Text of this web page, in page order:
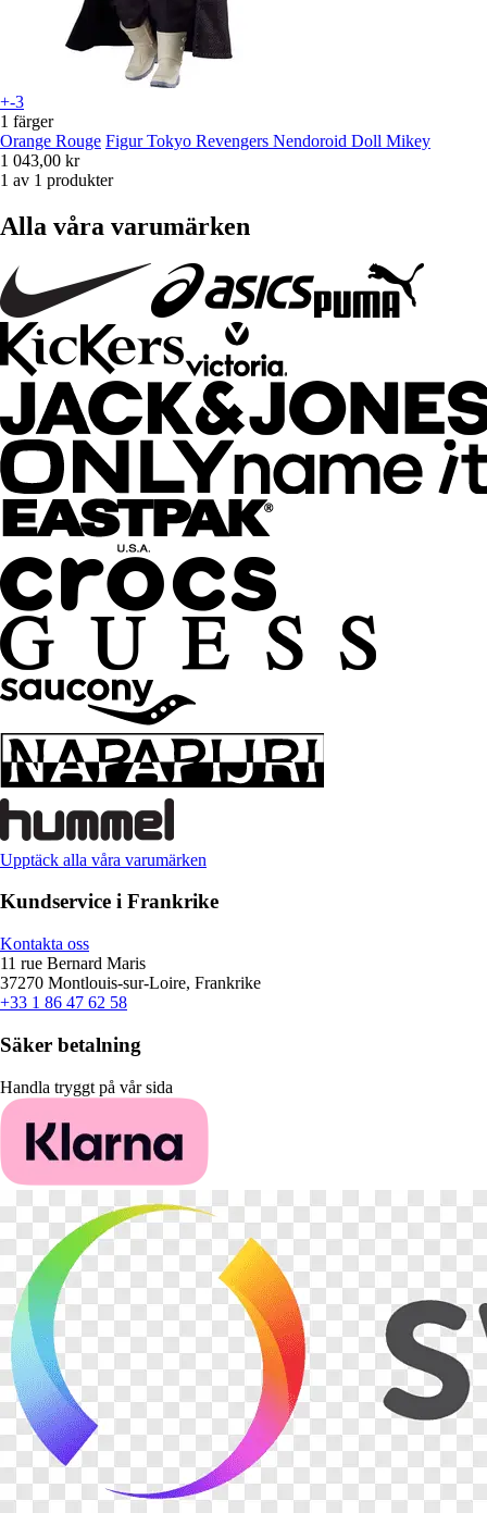
+-3
1 färger
Orange Rouge Figur Tokyo Revengers Nendoroid Doll Mikey
1 043,00 kr
1 av 1 produkter
Alla våra varumärken
Upptäck alla våra varumärken
Kundservice i Frankrike
Kontakta oss
11 rue Bernard Maris
37270 Montlouis-sur-Loire, Frankrike
+33 1 86 47 62 58
Säker betalning
Handla tryggt på vår sida